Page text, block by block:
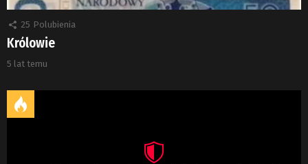
25 Polubienia
Królowie
5 lat temu